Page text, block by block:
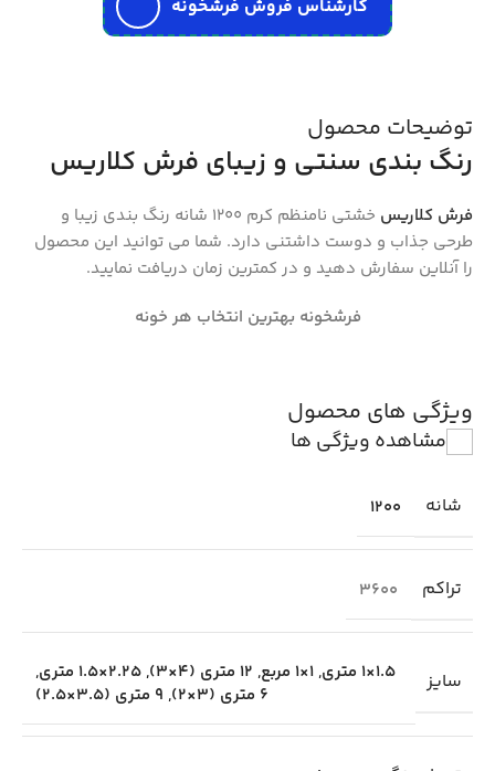
کارشناس فروش فرشخونه
توضیحات محصول
رنگ بندی سنتی و زیبای فرش کلاریس
فرش کلاریس
خشتی نامنظم کرم 1200 شانه رنگ بندی زیبا و
طرحی جذاب و دوست داشتنی دارد. شما می توانید این محصول
را آنلاین سفارش دهید و در کمترین زمان دریافت نمایید.
فرشخونه بهترین انتخاب هر خونه
ویژگی های محصول
مشاهده ویژگی ها
شانه 1200
تراکم 3600
سایز 1.5×1 متری ,1×1 مربع , 12 متری (4×3) ,2.25×1.5 متری
,
6 متری (3×2)
, 9 متری (3.5×2.5)